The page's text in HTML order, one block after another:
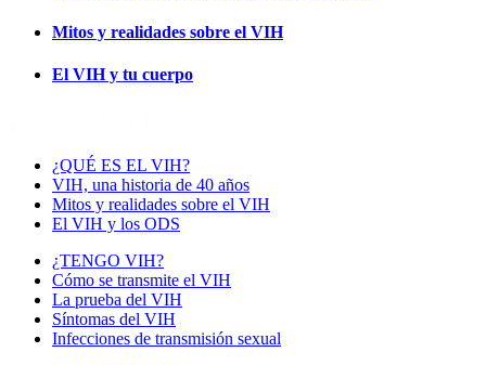
Mitos y realidades sobre el VIH
El VIH y tu cuerpo
¿QUÉ ES EL VIH?
VIH, una historia de 40 años
Mitos y realidades sobre el VIH
El VIH y los ODS
¿TENGO VIH?
Cómo se transmite el VIH
La prueba del VIH
Síntomas del VIH
Infecciones de transmisión sexual